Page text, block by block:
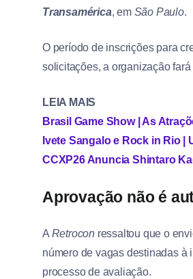
Transamérica, em São Paulo.
O período de inscrições para
solicitações, a organização
LEIA MAIS
Brasil Game Show | As
Ivete Sangalo e Rock in Rio |
CCXP26 Anuncia Shintaro
Aprovação não é
A Retrocon ressaltou que o
número de vagas destinadas à
processo de avaliação.